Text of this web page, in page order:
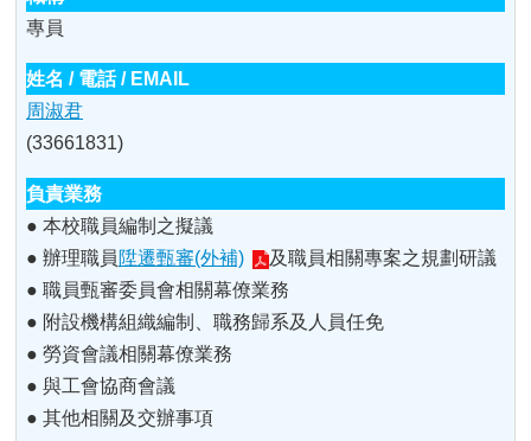
詢
事
相
關
網
站
臺
大
首
頁
myNTU
English
專員
周淑君
(33661831)
● 本校職員編制之擬議
● 辦理職員 陞遷甄審(外補)
及職員相關專案之規劃研議
● 職員甄審委員會相關幕僚業務
● 附設機構組織編制、職務歸系及人員任免
● 勞資會議相關幕僚業務
● 與工會協商會議
● 其他相關及交辦事項